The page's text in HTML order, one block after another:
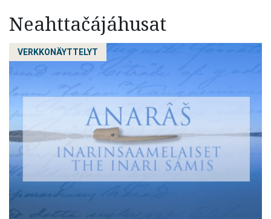
Neahttačájáhusat
VERKKONÄYTTELYT